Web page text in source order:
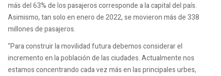
más del 63% de los pasajeros corresponde a la capital del país.
Asimismo, tan solo en enero de 2022, se movieron más de 338
millones de pasajeros.
"Para construir la movilidad futura debemos considerar el
incremento en la población de las ciudades. Actualmente nos
estamos concentrando cada vez más en las principales urbes,